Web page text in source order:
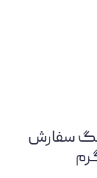
سفارش